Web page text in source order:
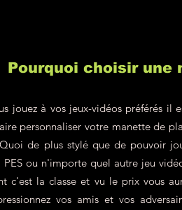
Pourquoi choisir une
jouez à vos jeux-vidéos préférés
personnaliser votre manette de
de plus stylé que de pouvoir
PES ou n'importe quel autre jeu
c'est la classe et vu le prix vous
vos amis et vos